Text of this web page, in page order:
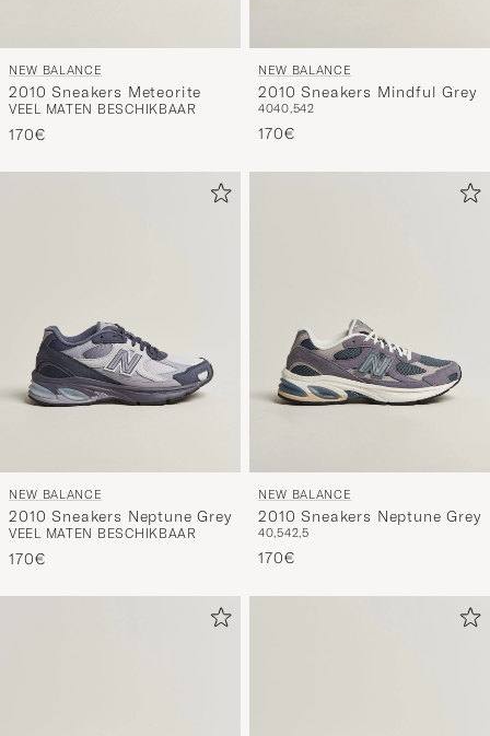
NEW BALANCE
2010 Sneakers Meteorite
VEEL MATEN BESCHIKBAAR
170€
NEW BALANCE
2010 Sneakers Mindful Grey
4040,542
170€
NEW BALANCE
2010 Sneakers Neptune Grey
VEEL MATEN BESCHIKBAAR
170€
NEW BALANCE
2010 Sneakers Neptune Grey
40,542,5
170€